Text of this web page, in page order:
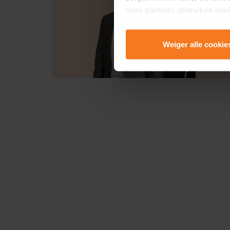
onze partners gebruiken
Lees er meer over in onze
Weiger alle